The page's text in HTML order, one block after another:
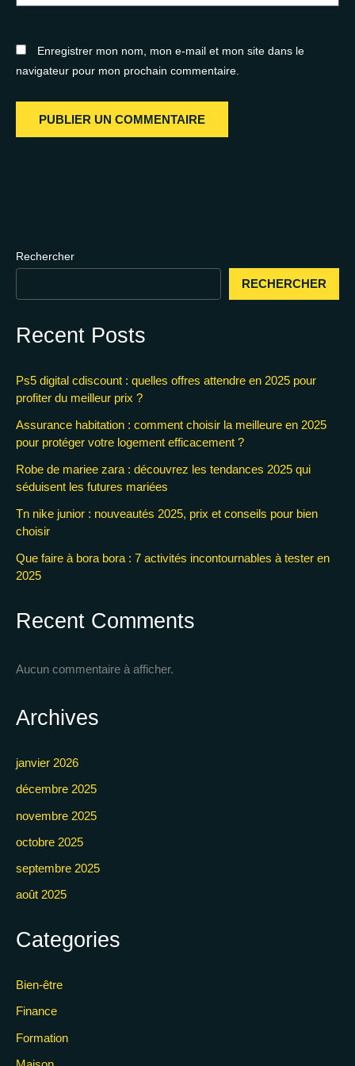
Enregistrer mon nom, mon e-mail et mon site dans le
navigateur pour mon prochain commentaire.
Rechercher
RECHERCHER
Recent Posts
Ps5 digital cdiscount : quelles offres attendre en 2025 pour
profiter du meilleur prix ?
Assurance habitation : comment choisir la meilleure en 2025
pour protéger votre logement efficacement ?
Robe de mariee zara : découvrez les tendances 2025 qui
séduisent les futures mariées
Tn nike junior : nouveautés 2025, prix et conseils pour bien
choisir
Que faire à bora bora : 7 activités incontournables à tester en
2025
Recent Comments
Aucun commentaire à afficher.
Archives
janvier 2026
décembre 2025
novembre 2025
octobre 2025
septembre 2025
août 2025
Categories
Bien-être
Finance
Formation